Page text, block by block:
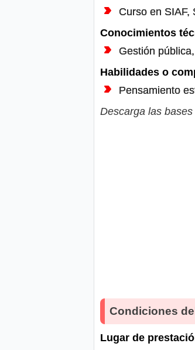
Curso en SIAF,
Conocimientos
Gestión
Habilidades o
Pensamiento
Descarga las
Condiciones
Lugar de